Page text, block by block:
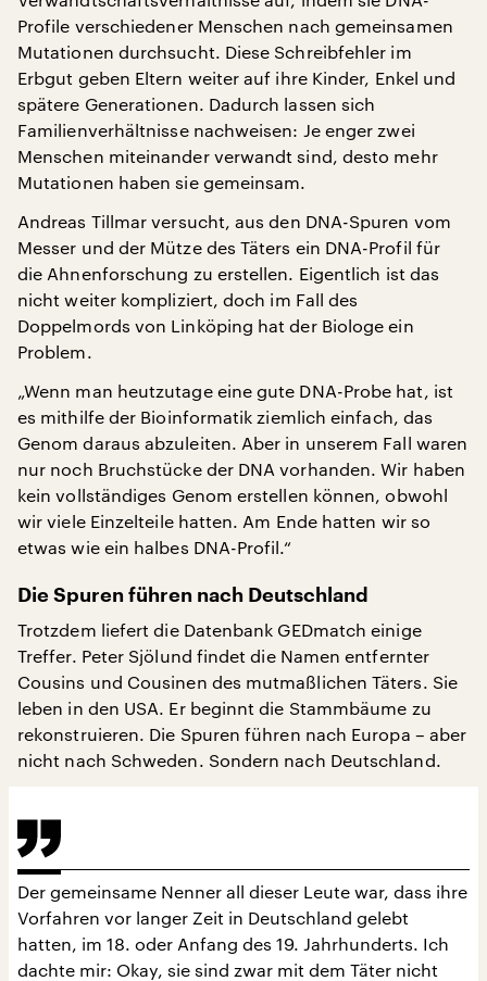
Profile verschiedener Menschen nach gemeinsamen
Mutationen durchsucht. Diese Schreibfehler im
Erbgut geben Eltern weiter auf ihre Kinder, Enkel und
spätere Generationen. Dadurch lassen sich
Familienverhältnisse nachweisen: Je enger zwei
Menschen miteinander verwandt sind, desto mehr
Mutationen haben sie gemeinsam.
Andreas Tillmar versucht, aus den DNA-Spuren vom
Messer und der Mütze des Täters ein DNA-Profil für
die Ahnenforschung zu erstellen. Eigentlich ist das
nicht weiter kompliziert, doch im Fall des
Doppelmords von Linköping hat der Biologe ein
Problem.
„Wenn man heutzutage eine gute DNA-Probe hat, ist
es mithilfe der Bioinformatik ziemlich einfach, das
Genom daraus abzuleiten. Aber in unserem Fall waren
nur noch Bruchstücke der DNA vorhanden. Wir haben
kein vollständiges Genom erstellen können, obwohl
wir viele Einzelteile hatten. Am Ende hatten wir so
etwas wie ein halbes DNA-Profil.“
Die Spuren führen nach Deutschland
Trotzdem liefert die Datenbank GEDmatch einige
Treffer. Peter Sjölund findet die Namen entfernter
Cousins und Cousinen des mutmaßlichen Täters. Sie
leben in den USA. Er beginnt die Stammbäume zu
rekonstruieren. Die Spuren führen nach Europa – aber
nicht nach Schweden. Sondern nach Deutschland.
Der gemeinsame Nenner all dieser Leute war, dass ihre
Vorfahren vor langer Zeit in Deutschland gelebt
hatten, im 18. oder Anfang des 19. Jahrhunderts. Ich
dachte mir: Okay, sie sind zwar mit dem Täter nicht